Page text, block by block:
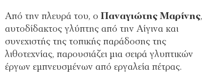
Από την πλευρά του, ο Παναγιώτης Μαρίνης,
αυτοδίδακτος γλύπτης από την Αίγινα και
συνεχιστής της τοπικής παράδοσης της
λιθοτεχνίας, παρουσιάζει μια σειρά γλυπτικών
έργων εμπνευσμένων από εργαλεία πέτρας.